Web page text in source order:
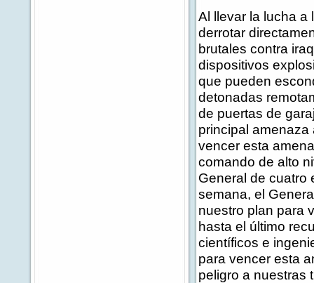
Al llevar la lucha a
derrotar
brutales contra
dispositivos
que pueden
detonadas
de puertas de
principal amenaza
vencer esta
comando de alto
General de cuatro
semana, el
nuestro plan para
hasta el último
científicos e
para vencer esta
peligro a nuestras